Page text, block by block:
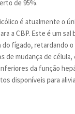
de 95%.
é atualmente o
a CBP. Este é um sal
do fígado, retardando
de mudança de célula,
da função
disponíveis para